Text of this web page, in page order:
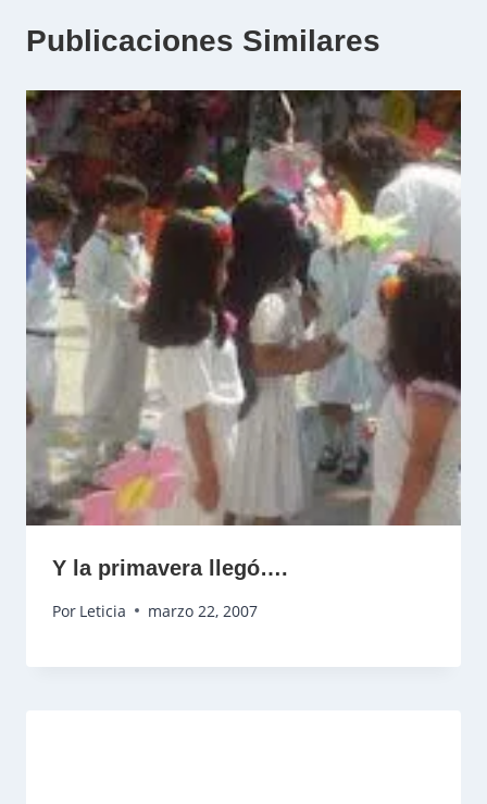
Publicaciones Similares
Y la primavera llegó….
Por Leticia marzo 22, 2007